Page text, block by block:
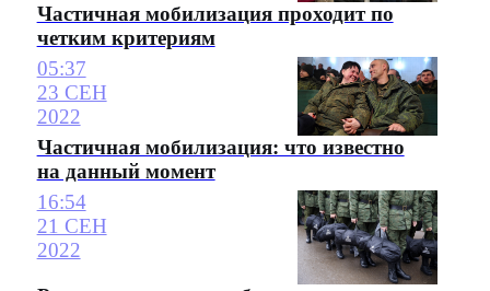
Частичная мобилизация проходит по
четким критериям
05:37
23 СЕН
2022
Частичная мобилизация: что известно
на данный момент
16:54
21 СЕН
2022